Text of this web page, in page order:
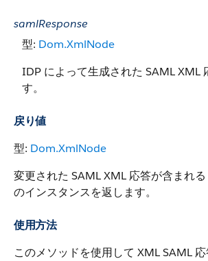
samlResponse
型: Dom.XmlNode
IDP によって生成された SAML XML
す。
戻り値
型: Dom.XmlNode
変更された SAML XML 応答が含まれ
のインスタンスを返します。
使用方法
このメソッドを使用して XML SAML